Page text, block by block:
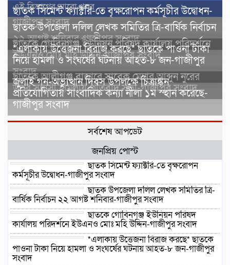
এই বিভাগের আরো খবর
ছাতক সিমেন্ট ফ্যাক্টরি-তে বৃক্ষরোপন কর্মসূচীর উদ্বোধন-
গাজীপুর সংবাদ
ছাতক উপজেলা দলিল লেখক সমিতির ত্রি-বার্ষিক নির্বাচন
২২ আগষ্ট শনিবার-গাজীপুর সংবাদ
ছাতকে গোবিনগঞ্জ ইউনিয়ন পরিষদ কার্যালয় পরিদর্শনে
ইউএনও মোঃ মহি উদ্দিন-গাজীপুর সংবাদ
*এলাকায় উত্তেজনা বিরাজ করছে* ছাতকে পাওনা টাকা
নিয়ে হামলা ও সংঘর্ষের ঘটনায় আহত-৮ জন-গাজীপুর
সংবাদ
ছাতকে আলীগঞ্জ বাজারে সাবেক মেম্বার আব্দুন নুরের
উপর সন্ত্রাসী হামলায় প্রতিবাদ সভা-গাজীপুর সংবাদ
জুলাই গন-অভ্যুত্থান দিবস উপলক্ষে চিত্রাঙ্কন
প্রতিযোগিতায় সাংবাদিক কন্যা নীলা ১ম স্হান করেছে-
গাজীপুর সংবাদ
সর্বশেষ আপডেট
জনপ্রিয় পোস্ট
ছাতক সিমেন্ট ফ্যাক্টরি-তে বৃক্ষরোপন
কর্মসূচীর উদ্বোধন-গাজীপুর সংবাদ
ছাতক উপজেলা দলিল লেখক সমিতির ত্রি-
বার্ষিক নির্বাচন ২২ আগষ্ট শনিবার-গাজীপুর সংবাদ
ছাতকে গোবিনগঞ্জ ইউনিয়ন পরিষদ
কার্যালয় পরিদর্শনে ইউএনও মোঃ মহি উদ্দিন-গাজীপুর সংবাদ
*এলাকায় উত্তেজনা বিরাজ করছে* ছাতকে
পাওনা টাকা নিয়ে হামলা ও সংঘর্ষের ঘটনায় আহত-৮ জন-গাজীপুর
সংবাদ